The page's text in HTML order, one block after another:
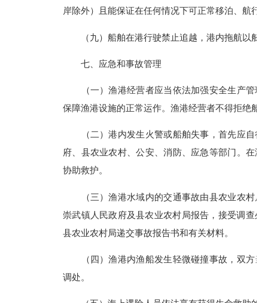
岸除外）且能保证在任何情况下可正常移泊、航行
（九）船舶在港行驶禁止追越，港内拖航以舷
七、应急和事故管理
（一）渔港经营者应当依法加强安全生产管理
保障渔港设施的正常运作。渔港经营者不得拒绝船
（二）港内发生火警或船舶失事，首先应自行
府、县农业农村、公安、消防、应急等部门。在
协助救护。
（三）渔港水域内的交通事故由县农业农村局
崇武镇人民政府及县农业农村局报告，接受调查
县农业农村局递交事故报告书和有关材料。
（四）渔港内渔船发生轻微碰撞事故，双方当
调处。